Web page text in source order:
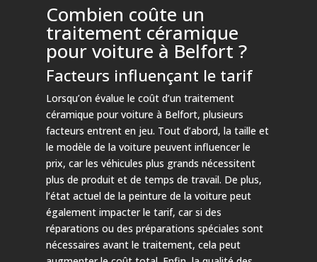
Combien coûte un
traitement céramique
pour voiture à Belfort ?
Facteurs influençant le tarif
Lorsqu’on évalue le coût d’un traitement
céramique pour voiture à Belfort, plusieurs
facteurs entrent en jeu. Tout d’abord, la taille et
le modèle de la voiture peuvent influencer le
prix, car les véhicules plus grands nécessitent
plus de produit et de temps de travail. De plus,
l’état actuel de la peinture de la voiture peut
également impacter le tarif, car si des
réparations ou des préparations spéciales sont
nécessaires avant le traitement, cela peut